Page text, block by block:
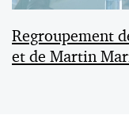
Regroupement
et de Martin